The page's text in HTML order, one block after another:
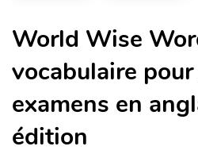
World Wise
vocabulaire
examens en
édition